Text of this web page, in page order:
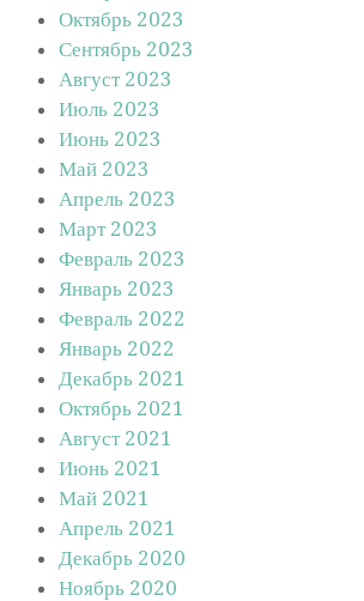
Октябрь 2023
Сентябрь 2023
Август 2023
Июль 2023
Июнь 2023
Май 2023
Апрель 2023
Март 2023
Февраль 2023
Январь 2023
Февраль 2022
Январь 2022
Декабрь 2021
Октябрь 2021
Август 2021
Июнь 2021
Май 2021
Апрель 2021
Декабрь 2020
Ноябрь 2020